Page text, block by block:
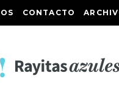
CONTACTO